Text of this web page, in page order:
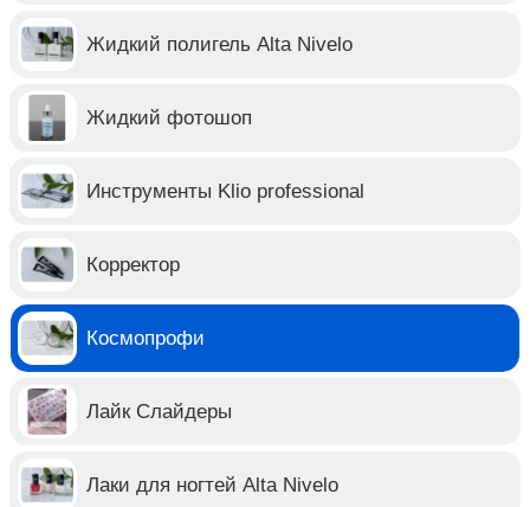
Жидкий полигель Alta Nivelo
Жидкий фотошоп
Инструменты Klio professional
Корректор
Космопрофи
Лайк Слайдеры
Лаки для ногтей Alta Nivelo